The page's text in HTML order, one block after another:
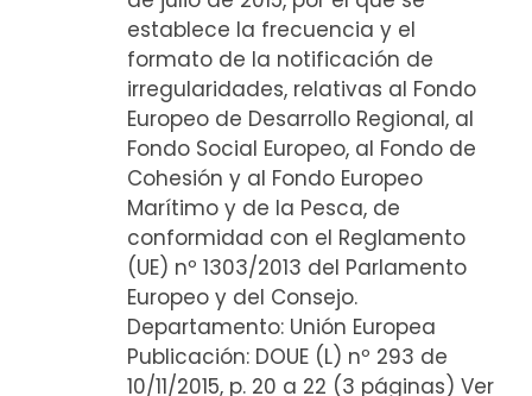
establece la frecuencia y el
formato de la notificación de
irregularidades, relativas al Fondo
Europeo de Desarrollo Regional, al
Fondo Social Europeo, al Fondo de
Cohesión y al Fondo Europeo
Marítimo y de la Pesca, de
conformidad con el Reglamento
(UE) nº 1303/2013 del Parlamento
Europeo y del Consejo.
Departamento: Unión Europea
Publicación: DOUE (L) nº 293 de
10/11/2015, p. 20 a 22 (3 páginas) Ver